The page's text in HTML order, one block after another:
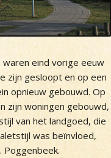
eind vorige eeuw
zijn gesloopt en op een
opnieuw gebouwd. Op
zijn woningen gebouwd,
van het landgoed, die
was beïnvloed,
Poggenbeek.